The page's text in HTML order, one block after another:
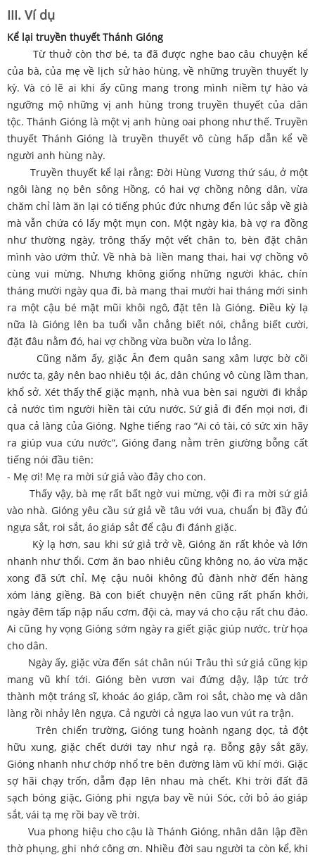
III. Ví dụ
Kể lại truyền thuyết Thánh Gióng
Từ thuở còn thơ bé, ta đã được nghe bao câu chuyện kể
của bà, của mẹ về lịch sử hào hùng, về những truyền thuyết ly
kỳ. Và có lẽ ai khi ấy cũng mang trong mình niềm tự hào và
ngưỡng mộ những vị anh hùng trong truyền thuyết của dân
tộc. Thánh Gióng là một vị anh hùng oai phong như thế. Truyền
thuyết Thánh Gióng là truyền thuyết vô cùng hấp dẫn kể về
người anh hùng này.
Truyền thuyết kể lại rằng: Đời Hùng Vương thứ sáu, ở một
ngôi làng nọ bên sông Hồng, có hai vợ chồng nông dân, vừa
chăm chỉ làm ăn lại có tiếng phúc đức nhưng đến lúc sắp về già
mà vẫn chứa có lấy một mụn con. Một ngày kia, bà vợ ra đồng
như thường ngày, trông thấy một vết chân to, bèn đặt chân
mình vào ướm thử. Về nhà bà liền mang thai, hai vợ chồng vô
cùng vui mừng. Nhưng không giống những người khác, chín
tháng mười ngày qua đi, bà mang thai mười hai tháng mới sinh
ra một cậu bé mặt mũi khôi ngô, đặt tên là Gióng. Điều kỳ lạ
nữa là Gióng lên ba tuổi vẫn chẳng biết nói, chẳng biết cười,
đặt đâu nằm đó, hai vợ chồng vừa buồn vừa lo lắng.
Cũng năm ấy, giặc Ân đem quân sang xâm lược bờ cõi
nước ta, gây nên bao nhiêu tội ác, dân chúng vô cùng lầm than,
khổ sở. Xét thấy thế giặc mạnh, nhà vua bèn sai người đi khắp
cả nước tìm người hiền tài cứu nước. Sứ giả đi đến mọi nơi, đi
qua cả làng của Gióng. Nghe tiếng rao “Ai có tài, có sức xin hãy
ra giúp vua cứu nước”, Gióng đang nằm trên giường bỗng cất
tiếng nói đầu tiên:
- Mẹ ơi! Mẹ ra mời sứ giả vào đây cho con.
Thấy vậy, bà mẹ rất bất ngờ vui mừng, vội đi ra mời sứ giả
vào nhà. Gióng yêu cầu sứ giả về tâu với vua, chuẩn bị đầy đủ
ngựa sắt, roi sắt, áo giáp sắt để cậu đi đánh giặc.
Kỳ lạ hơn, sau khi sứ giả trở về, Gióng ăn rất khỏe và lớn
nhanh như thổi. Cơm ăn bao nhiêu cũng không no, áo vừa mặc
xong đã sứt chỉ. Mẹ cậu nuôi không đủ đành nhờ đến hàng
xóm láng giềng. Bà con biết chuyện nên cũng rất phấn khởi,
ngày đêm tấp nập nấu cơm, đội cà, may vá cho cậu rất chu đáo.
Ai cũng hy vọng Gióng sớm ngày ra giết giặc giúp nước, trừ họa
cho dân.
Ngày ấy, giặc vừa đến sát chân núi Trâu thì sứ giả cũng kịp
mang vũ khí tới. Gióng bèn vươn vai đứng dậy, lập tức trở
thành một tráng sĩ, khoác áo giáp, cầm roi sắt, chào mẹ và dân
làng rồi nhảy lên ngựa. Cả người cả ngựa lao vun vút ra trận.
Trên chiến trường, Gióng tung hoành ngang dọc, tả đột
hữu xung, giặc chết dưới tay như ngả rạ. Bỗng gậy sắt gãy,
Gióng nhanh như chớp nhổ tre bên đường làm vũ khí mới. Giặc
sợ hãi chạy trốn, dẫm đạp lên nhau mà chết. Khi trời đất đã
sạch bóng giặc, Gióng phi ngựa bay về núi Sóc, cởi bỏ áo giáp
sắt, vái tạ mẹ rồi bay về trời.
Vua phong hiệu cho cậu là Thánh Gióng, nhân dân lập đền
thờ phụng, ghi nhớ công ơn. Nhiều đời sau người ta còn kể, khi